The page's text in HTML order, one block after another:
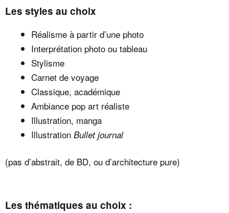
Les styles au choix
Réalisme à partir d’une photo
Interprétation photo ou tableau
Stylisme
Carnet de voyage
Classique, académique
Ambiance pop art réaliste
Illustration, manga
Illustration Bullet journal
(pas d’abstrait, de BD, ou d’architecture pure)
Les thématiques au choix :